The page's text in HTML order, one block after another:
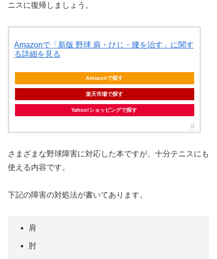
ニスに復帰しましょう。
Amazonで「新版 野球 肩・ひじ・腰を治す」に関す
る詳細を見る
Amazonで探す
楽天市場で探す
Yahoo!ショッピングで探す
さまざまな野球障害に対応した本ですが、十分テニスにも
使える内容です。
下記の障害の対処法が書いてあります。
肩
肘